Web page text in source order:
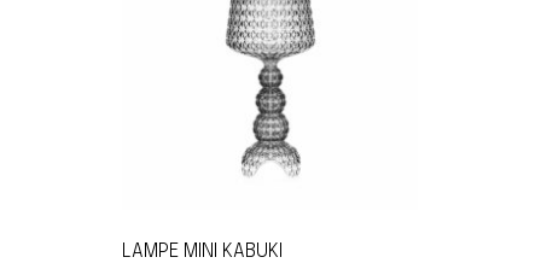
LAMPE MINI KABUKI